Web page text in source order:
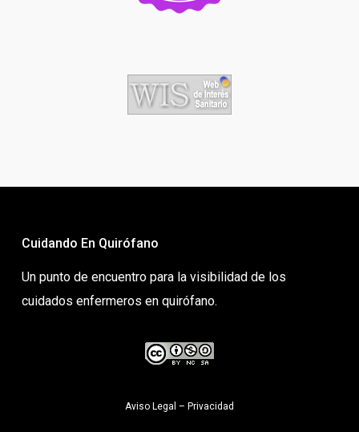
Cuidando En Quirófano
Un punto de encuentro para la visibilidad de los
cuidados enfermeros en quirófano.
Aviso Legal – Privacidad